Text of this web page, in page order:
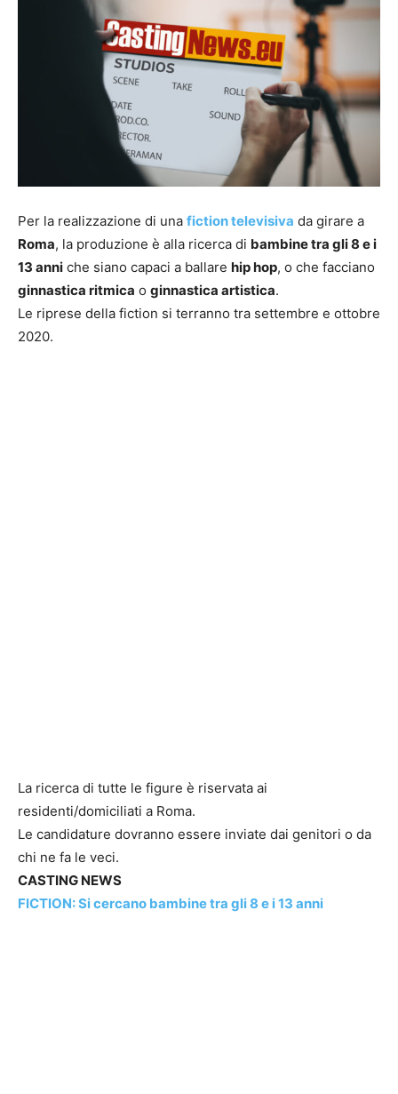
Per la realizzazione di una fiction televisiva da girare a
Roma, la produzione è alla ricerca di bambine tra gli 8 e i
13 anni che siano capaci a ballare hip hop, o che facciano
ginnastica ritmica o ginnastica artistica.
Le riprese della fiction si terranno tra settembre e ottobre
2020.
La ricerca di tutte le figure è riservata ai
residenti/domiciliati a Roma.
Le candidature dovranno essere inviate dai genitori o da
chi ne fa le veci.
CASTING NEWS
FICTION: Si cercano bambine tra gli 8 e i 13 anni